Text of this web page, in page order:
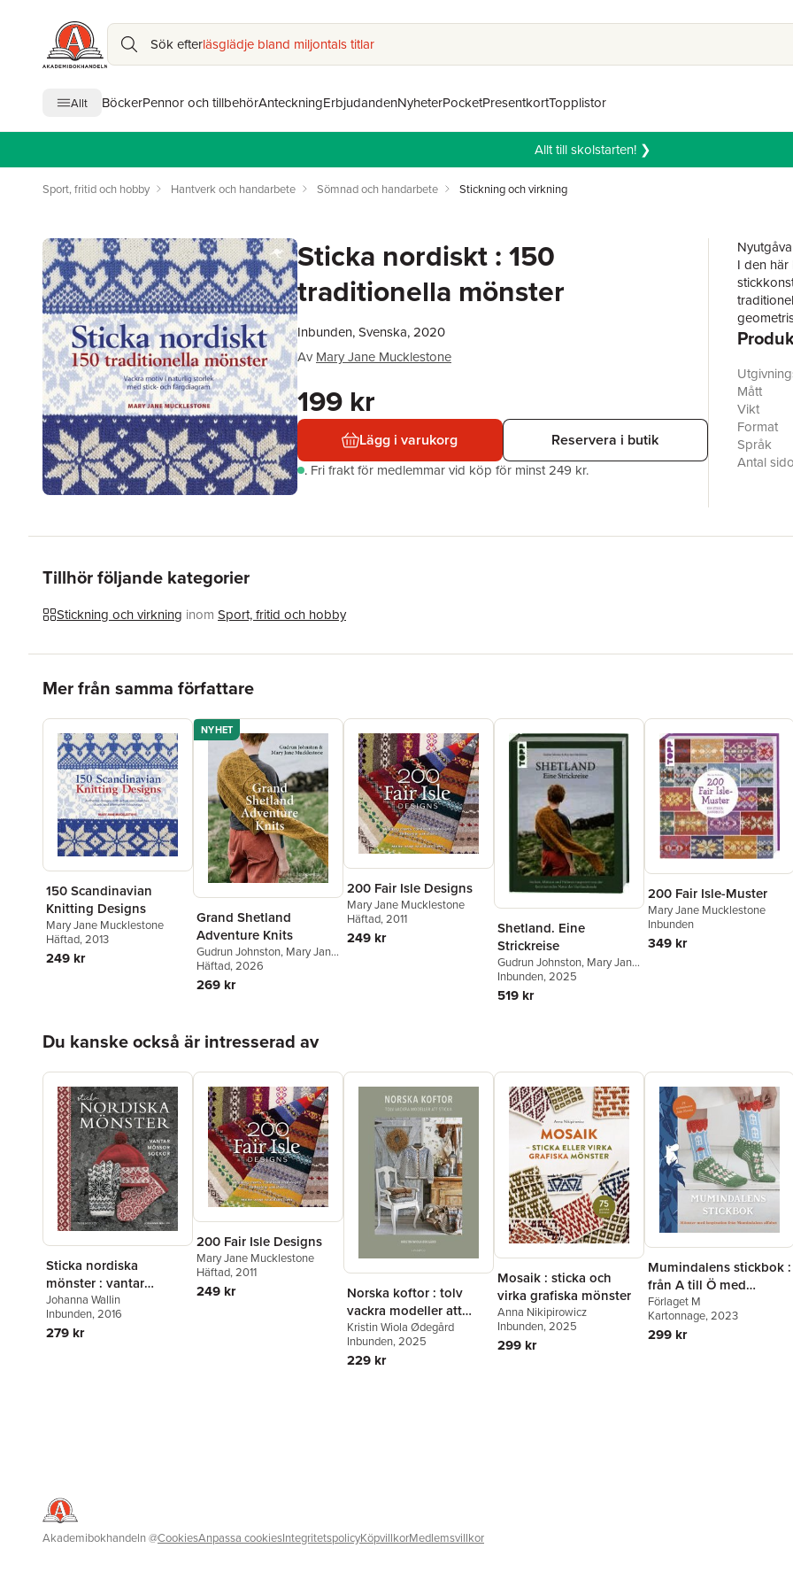
Sök efterläsglädje bland miljontals titlar
Allt BöckerPennor och tillbehörAnteckningErbjudandenNyheterPocketPresentkortTopplistor
Allt till skolstarten! ❯
Sport, fritid och hobby Hantverk och handarbete Sömnad och handarbete Stickning och virkning
Sticka nordiskt : 150
traditionella mönster
Inbunden, Svenska, 2020
Av Mary Jane Mucklestone
199 kr
Lägg i varukorg Reservera i butik
. Fri frakt för medlemmar vid köp för minst 249 kr.
I den
exempel
Bokens
tröjor,
egna
Olika
bilder.
Mått
Vikt
Format
Språk
Antal
Tillhör följande kategorier
Stickning och virkning inom Sport, fritid och hobby
Mer från samma författare
150 Scandinavian
Knitting Designs
Mary Jane Mucklestone
Häftad, 2013
249 kr
NYHET
Grand Shetland
Adventure Knits
Gudrun Johnston, Mary Jane
Mucklestone,
Häftad, 2026
269 kr
200 Fair Isle Designs
Mary Jane Mucklestone
Häftad, 2011
249 kr
Shetland. Eine
Strickreise
Gudrun Johnston, Mary Jane
Mucklestone
Inbunden, 2025
519 kr
200 Fair Isle-Muster
Mary Jane Mucklestone
Inbunden
349 kr
Du kanske också är intresserad av
Sticka nordiska
mönster : vantar
mössor sockor
Johanna Wallin
Inbunden, 2016
279 kr
200 Fair Isle Designs
Mary Jane Mucklestone
Häftad, 2011
249 kr
Norska koftor : tolv
vackra modeller att
sticka
Kristin Wiola Ødegård
Inbunden, 2025
229 kr
Mosaik : sticka och
virka grafiska mönster
Anna Nikipirowicz
Inbunden, 2025
299 kr
Mumindalens stickbok :
från A till Ö med
Mumin
Förlaget M
Kartonnage, 2023
299 kr
Akademibokhandeln@CookiesAnpassa cookiesIntegritetspolicyKöpvillkorMedlemsvillkor